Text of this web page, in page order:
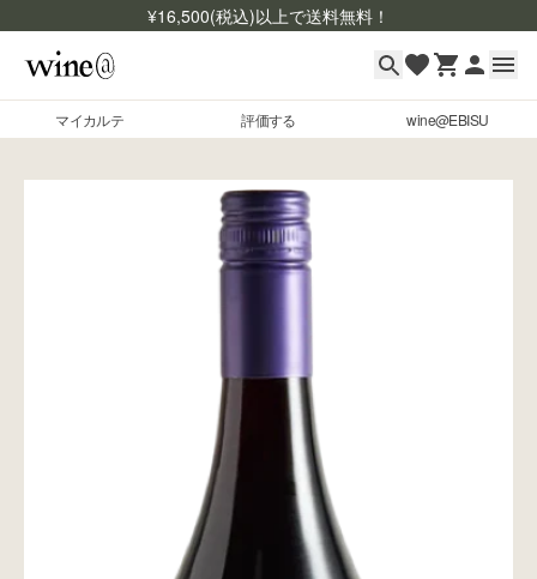
¥16,500(税込)以上で送料無料！
マイカルテ 評価する wine@EBISU
マイカルテ